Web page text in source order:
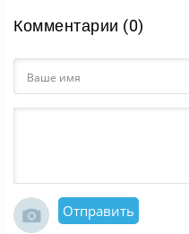
Комментарии (0)
Отправить